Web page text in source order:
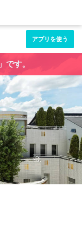
アプリを使う
です。